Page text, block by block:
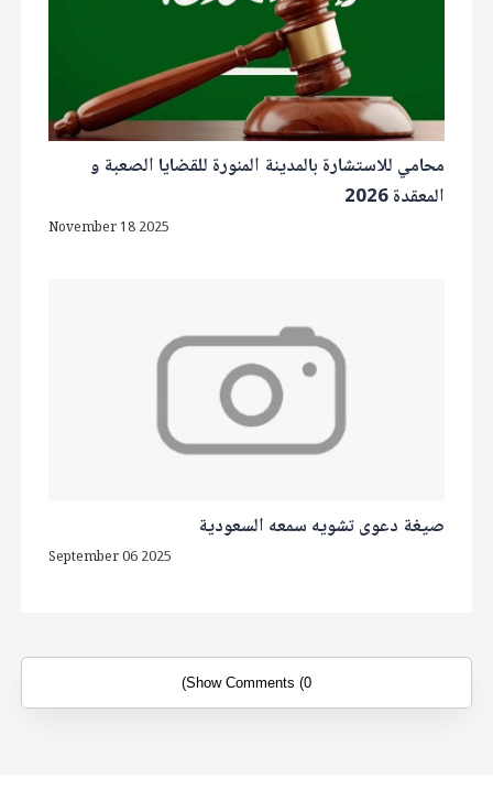
محامي للاستشارة بالمدينة المنورة للقضايا الصعبة و
المعقدة 2026
November 18 2025
صيغة دعوى تشويه سمعه السعودية
September 06 2025
Show Comments (0)